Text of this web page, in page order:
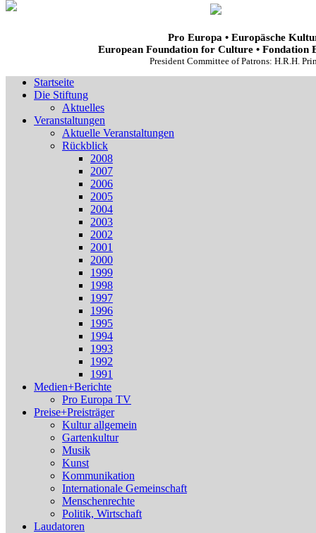
Pro Europa • Europäsche
European Foundation for Culture • Fondation
President Committee of Patrons: H.R.H.
Startseite
Die Stiftung
Aktuelles
Veranstaltungen
Aktuelle Veranstaltungen
Rückblick
2008
2007
2006
2005
2004
2003
2002
2001
2000
1999
1998
1997
1996
1995
1994
1993
1992
1991
Medien+Berichte
Pro Europa TV
Preise+Preisträger
Kultur allgemein
Gartenkultur
Musik
Kunst
Kommunikation
Internationale Gemeinschaft
Menschenrechte
Politik, Wirtschaft
Laudatoren